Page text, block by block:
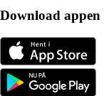
Download appen